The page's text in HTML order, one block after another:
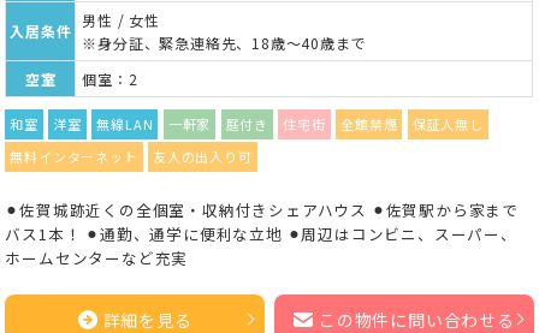
入居条件
男性 / 女性
※身分証、緊急連絡先、18歳～40歳まで
空室
個室：2
和室 洋室 無線LAN 一軒家 庭付き 住宅街 全館禁煙
保証人無し
無料インターネット
友人の出入り可
⚫︎佐賀城跡近くの全個室・収納付きシェアハウス ⚫︎佐賀駅から家まで
バス1本！ ⚫︎通勤、通学に便利な立地 ⚫︎周辺はコンビニ、スーパー、
ホームセンターなど充実
詳細を見る この物件に問い合わせる